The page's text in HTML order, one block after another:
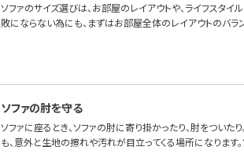
ソファのサイズ選びは、お部屋のレイアウトや、ライフスタイル
敗にならない為にも、まずはお部屋全体のレイアウトのバ
ソファの肘を守る
ソファに座るとき、ソファの肘に寄り掛かったり、肘をつい
も、意外と生地の擦れや汚れが目立ってくる場所になります